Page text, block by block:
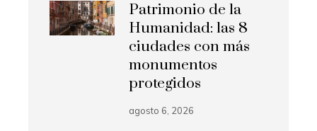
Patrimonio de la
Humanidad: las 8
ciudades con más
monumentos
protegidos
agosto 6, 2026